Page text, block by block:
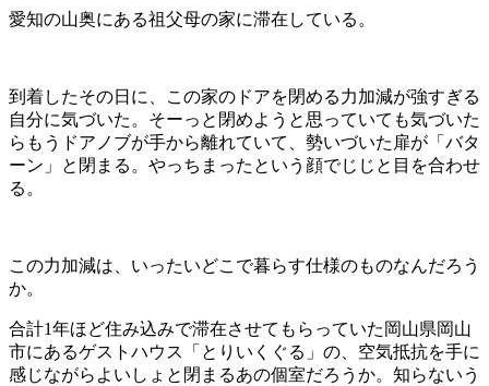
愛知の山奥にある祖父母の家に滞在している。
到着したその日に、この家のドアを閉める力加減が強すぎる
自分に気づいた。そーっと閉めようと思っていても気づいた
らもうドアノブが手から離れていて、勢いづいた扉が「バタ
ーン」と閉まる。やっちまったという顔でじじと目を合わせ
る。
この力加減は、いったいどこで暮らす仕様のものなんだろう
か。
合計1年ほど住み込みで滞在させてもらっていた岡山県岡山
市にあるゲストハウス「とりいくぐる」の、空気抵抗を手に
感じながらよいしょと閉まるあの個室だろうか。知らないう